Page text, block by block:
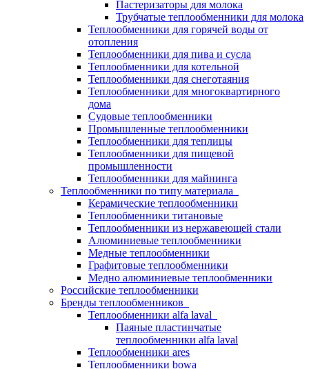
Пастеризаторы для молока
Трубчатые теплообменники для молока
Теплообменники для горячей воды от
отопления
Теплообменники для пива и сусла
Теплообменники для котельной
Теплообменники для снеготаяния
Теплообменники для многоквартирного
дома
Судовые теплообменники
Промышленные теплообменники
Теплообменники для теплицы
Теплообменники для пищевой
промышленности
Теплообменники для майнинга
Теплообменники по типу материала
Керамические теплообменники
Теплообменники титановые
Теплообменники из нержавеющей стали
Алюминиевые теплообменники
Медные теплообменники
Графитовые теплообменники
Медно алюминиевые теплообменники
Российские теплообменники
Бренды теплообменников
Теплообменники alfa laval
Паяные пластинчатые
теплообменники alfa laval
Теплообменники ares
Теплообменники bowa